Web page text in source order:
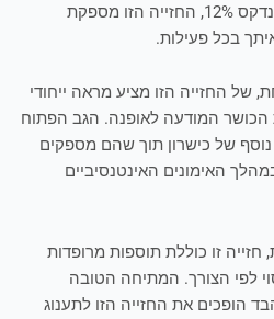
איכותיים, כולל ניילון 88% וספנדקס 12%, החזייה הזו מספקת
בכל פעילות.
של החזייה הזו מציע מראה ייחודי
המודעה לאופנה. הגב הפתוח
של כישרון תוך שהם מספקים
האימונים האינטנסיביים
זו כוללת תוספות מרופדות
לפי הצורך. המתיחה הטובה
את החזייה הזו לתענוג